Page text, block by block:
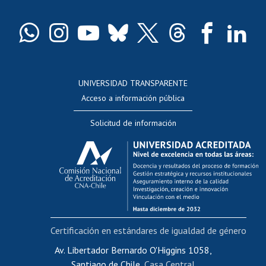
Docentes
Evaluación docente
Calificación académica
Postulación al AUCAI
Funcionarias/os
Cursos internos de capacitación
Bienestar del personal
Portal de movilidad interna
Certificado de renta
UNIVERSIDAD TRANSPARENTE
Acceso a información pública
Solicitud de información
Av. Libertador Bernardo O'Higgins 1058,
Certificación en estándares de igualdad de género